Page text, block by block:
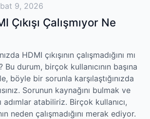
9, 2026
Çıkışı Çalışmıyor Ne
HDMI çıkışının çalışmadığını mı
durum, birçok kullanıcının başına
böyle bir sorunla karşılaştığınızda
Sorunun kaynağını bulmak ve
atabiliriz. Birçok kullanıcı,
neden çalışmadığını merak ediyor.